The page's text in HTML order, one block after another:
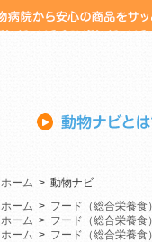
ホーム > 動物ナビ
ホーム > フード（総合栄養食）
ホーム > フード（総合栄養食）
ホーム > フード（総合栄養食）